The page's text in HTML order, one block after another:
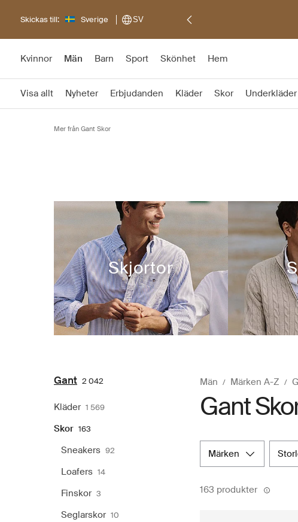
Skickas till: Sverige SV
Kvinnor Män Barn Sport Skönhet Hem
Visa allt Nyheter Erbjudanden Kläder Skor Underkläder
Mer från Gant Skor
Skjortor
Gant 2 042
Kläder 1 569
Skor 163
Sneakers 92
Loafers 14
Finskor 3
Seglarskor 10
Män Märken A-Z
Gant
märken
163 produkter